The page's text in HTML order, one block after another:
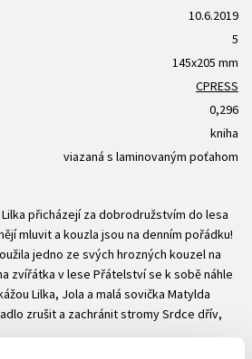
10.6.2019
5
145x205 mm
CPRESS
0,296
kniha
viazaná s laminovaným poťahom
přicházejí za dobrodružstvím do lesa
mluvit a kouzla jsou na denním pořádku!
jedno ze svých hrozných kouzel na
zvířátka v lese Přátelství se k sobě náhle
Lilka, Jola a malá sovička Matylda
zrušit a zachránit stromy Srdce dřív,